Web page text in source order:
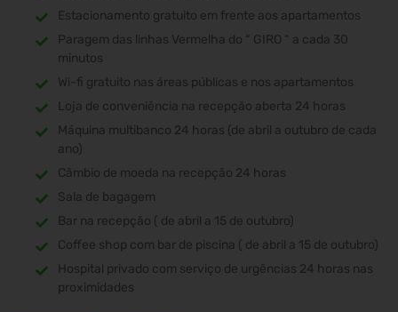
Estacionamento gratuito em frente aos apartamentos
Paragem das linhas Vermelha do “ GIRO “ a cada 30
minutos
Wi-fi gratuito nas áreas públicas e nos apartamentos
Loja de conveniência na recepção aberta 24 horas
Máquina multibanco 24 horas (de abril a outubro de cada
ano)
Câmbio de moeda na recepção 24 horas
Sala de bagagem
Bar na recepção ( de abril a 15 de outubro)
Coffee shop com bar de piscina ( de abril a 15 de outubro)
Hospital privado com serviço de urgências 24 horas nas
proximidades